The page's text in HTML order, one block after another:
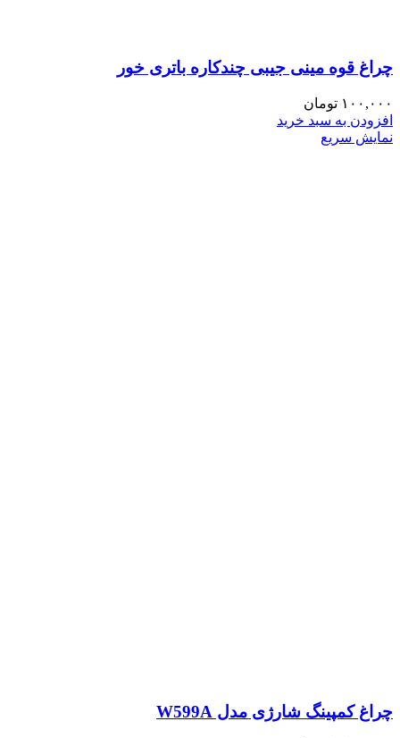
چراغ قوه مینی جیبی چندکاره باتری خور
۱۰۰,۰۰۰ تومان
افزودن به سبد خرید
نمایش سریع
چراغ کمپینگ شارژی مدل W599A